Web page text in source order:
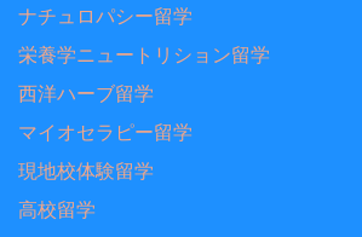
ナチュロパシー留学
栄養学ニュートリション留学
西洋ハーブ留学
マイオセラピー留学
現地校体験留学
高校留学